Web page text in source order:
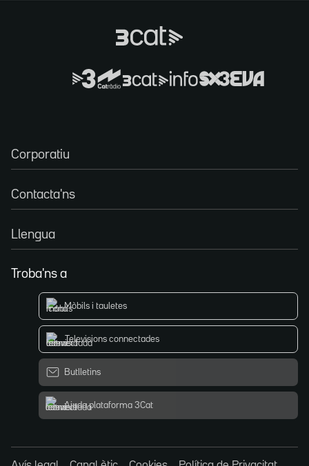
Corporatiu
Contacta'ns
Llengua
Troba'ns a
Mòbils i tauletes
Televisions connectades
Butlletins
Ajuda plataforma 3Cat